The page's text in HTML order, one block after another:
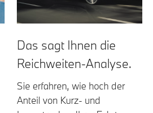
Das sagt Ihnen die
Reichweiten-Analyse.
Sie erfahren, wie hoch der
Anteil von Kurz- und